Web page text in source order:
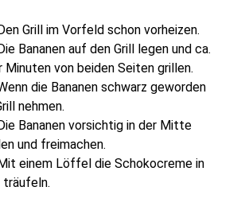
Grill im Vorfeld schon vorheizen.
Bananen auf den Grill legen und ca.
Minuten von beiden Seiten grillen.
die Bananen schwarz geworden
nehmen.
Bananen vorsichtig in der Mitte
und freimachen.
einem Löffel die Schokocreme in
träufeln.